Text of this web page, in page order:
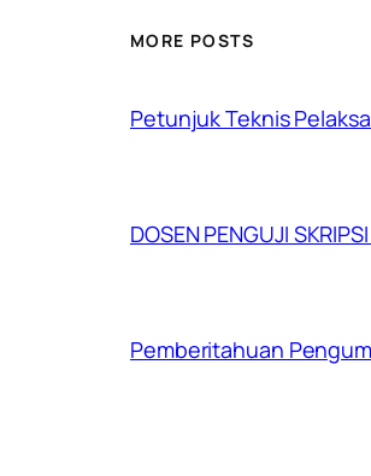
MORE POSTS
Petunjuk Teknis
DOSEN PENGUJI
Pemberitahuan